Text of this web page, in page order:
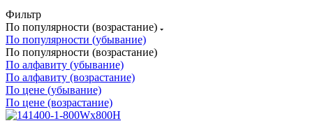
Фильтр
По популярности (возрастание)
По популярности (убывание)
По популярности (возрастание)
По алфавиту (убывание)
По алфавиту (возрастание)
По цене (убывание)
По цене (возрастание)